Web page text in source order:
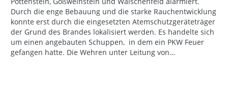
Durch die enge Bebauung und die starke Rauchentwicklung
konnte erst durch die eingesetzten Atemschutzgeräteträger
der Grund des Brandes lokalisiert werden. Es handelte sich
um einen angebauten Schuppen, in dem ein PKW Feuer
gefangen hatte. Die Wehren unter Leitung von…